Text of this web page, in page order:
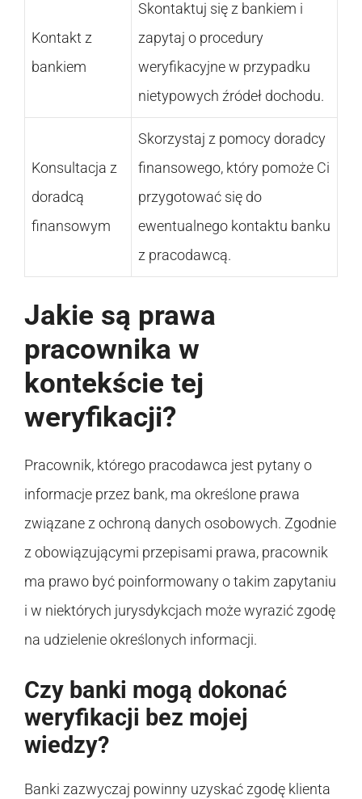
Kontakt z
bankiem
Skontaktuj się z bankiem i
zapytaj o procedury
weryfikacyjne w przypadku
nietypowych źródeł dochodu.
Konsultacja z
doradcą
finansowym
Skorzystaj z pomocy doradcy
finansowego, który pomoże Ci
przygotować się do
ewentualnego kontaktu banku
z pracodawcą.
Jakie są prawa
pracownika w
kontekście tej
weryfikacji?
Pracownik, którego pracodawca jest pytany o
informacje przez bank, ma określone prawa
związane z ochroną danych osobowych. Zgodnie
z obowiązującymi przepisami prawa, pracownik
ma prawo być poinformowany o takim zapytaniu
i w niektórych jurysdykcjach może wyrazić zgodę
na udzielenie określonych informacji.
Czy banki mogą dokonać
weryfikacji bez mojej
wiedzy?
Banki zazwyczaj powinny uzyskać zgodę klienta